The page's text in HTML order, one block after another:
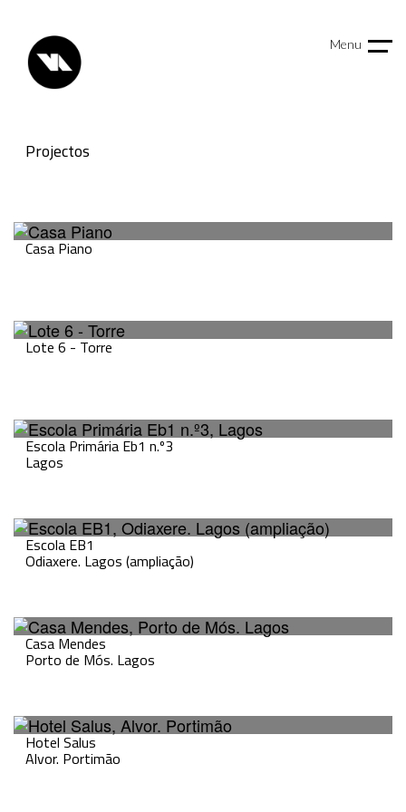
Menu
Projectos
Casa Piano
Lote 6 - Torre
Escola Primária Eb1 n.º3
Lagos
Escola EB1
Odiaxere. Lagos (ampliação)
Casa Mendes
Porto de Mós. Lagos
Hotel Salus
Alvor. Portimão